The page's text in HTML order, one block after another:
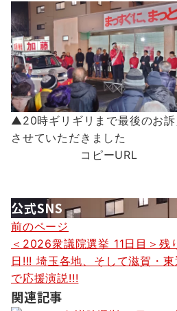
▲20時ギリギリまで最後のお訴
させていただきました
コピーURL
公式SNS
投
稿
ナ
ビ
前のページ
＜2026衆議院選挙 11日目＞残
日!!! 埼玉各地、そして滋賀・東
で応援演説!!!
関連記事